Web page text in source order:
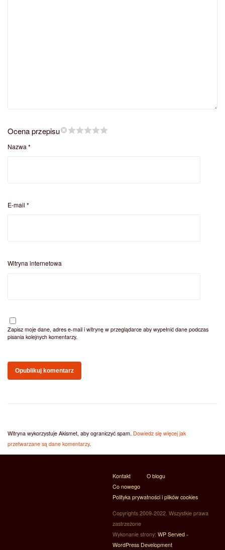
Ocena przepisu
Nazwa *
E-mail *
Witryna internetowa
Zapisz moje dane, adres e-mail i witrynę w przeglądarce aby wypełnić dane podczas
pisania kolejnych komentarzy.
Witryna wykorzystuje Akismet, aby ograniczyć spam. Dowiedz się więcej jak
przetwarzane są dane komentarzy.
Kontakt
O blogu
Co nowego
Polityka prywatności i plików cookies
Copyrights 2009-2022. Wszystkie prawa
zastrzeżone
Wykonanie strony: WP Served -
WordPress Development